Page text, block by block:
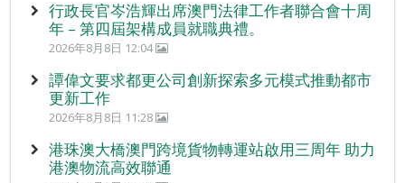
行政長官岑浩輝出席澳門法律工作者聯合會十周
年 – 第四屆架構成員就職典禮。
2026年8月8日 12:04
譚偉文要求都更公司創新探索多元模式推動都市
更新工作
2026年8月8日 11:28
港珠澳大橋澳門跨境貨物轉運站啟用三周年 助力
港澳物流高效聯通